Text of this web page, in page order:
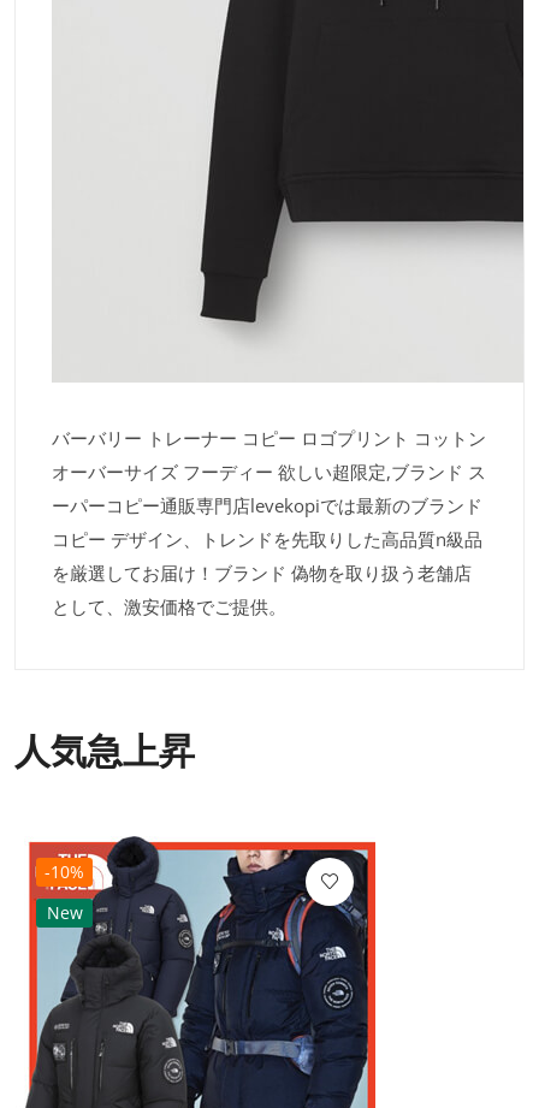
バーバリー トレーナー コピー ロゴプリント コットン
オーバーサイズ フーディー 欲しい超限定,ブランド ス
ーパーコピー通販専門店levekopiでは最新のブランド
コピー デザイン、トレンドを先取りした高品質n級品
を厳選してお届け！ブランド 偽物を取り扱う老舗店
として、激安価格でご提供。
人気急上昇
-10%
New